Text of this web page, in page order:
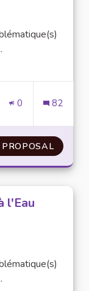
sur l'eau
0 82
l'Eau